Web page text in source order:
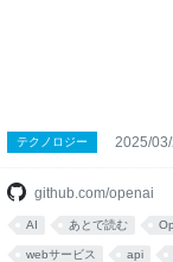
github.com/openai
テクノロジー 2025/
AI あとで読む
webサービス api